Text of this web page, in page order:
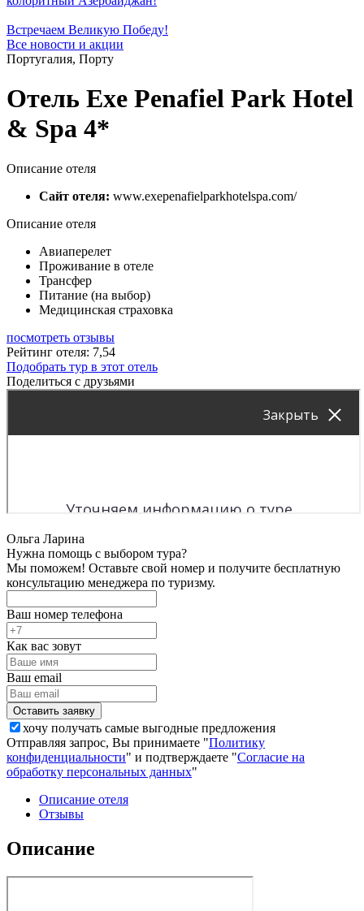
Встречаем Великую Победу!
Все новости и акции
Португалия, Порту
Отель Exe Penafiel Park Hotel
& Spa 4*
Описание отеля
Сайт отеля: www.exepenafielparkhotelspa.com/
Описание отеля
Авиаперелет
Проживание в отеле
Трансфер
Питание (на выбор)
Медицинская страховка
посмотреть отзывы
Рейтинг отеля: 7,54
Подобрать тур в этот отель
Поделиться с друзьями
Ольга Ларина
Нужна помощь с выбором тура?
Мы поможем! Оставьте свой номер и получите бесплатную
консультацию менеджера по туризму.
Ваш номер телефона
Как вас зовут
Ваш email
хочу получать самые выгодные предложения
Отправляя запрос, Вы принимаете "Политику
конфиденциальности" и подтверждаете "Согласие на
обработку персональных данных"
Описание отеля
Отзывы
Описание